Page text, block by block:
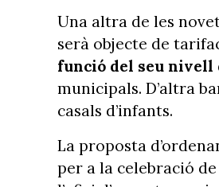
Una altra de les
serà objecte de
funció del seu nivell
municipals. D’altra
casals d’infants.
La proposta
per a la celebració